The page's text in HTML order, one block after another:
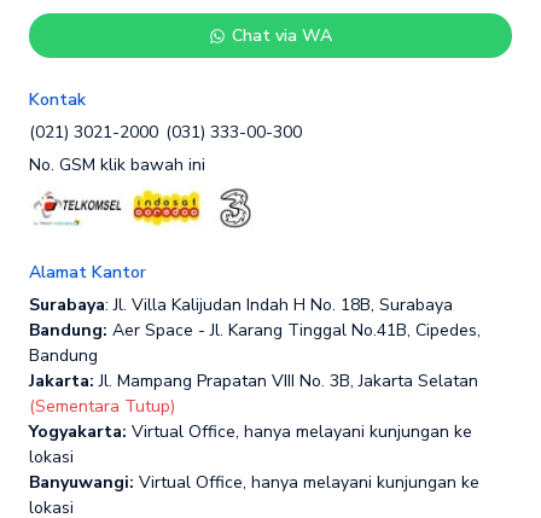
Chat via WA
Kontak
(021) 3021-2000 (031) 333-00-300
No. GSM klik bawah ini
Alamat Kantor
Surabaya: Jl. Villa Kalijudan Indah H No. 18B, Surabaya
Bandung: Aer Space - Jl. Karang Tinggal No.41B, Cipedes,
Bandung
Jakarta: Jl. Mampang Prapatan VIII No. 3B, Jakarta Selatan
(Sementara Tutup)
Yogyakarta: Virtual Office, hanya melayani kunjungan ke
lokasi
Banyuwangi: Virtual Office, hanya melayani kunjungan ke
lokasi